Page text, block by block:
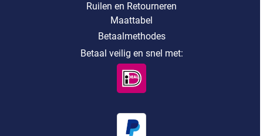
Ruilen en Retourneren
Maattabel
Betaalmethodes
Betaal veilig en snel met: